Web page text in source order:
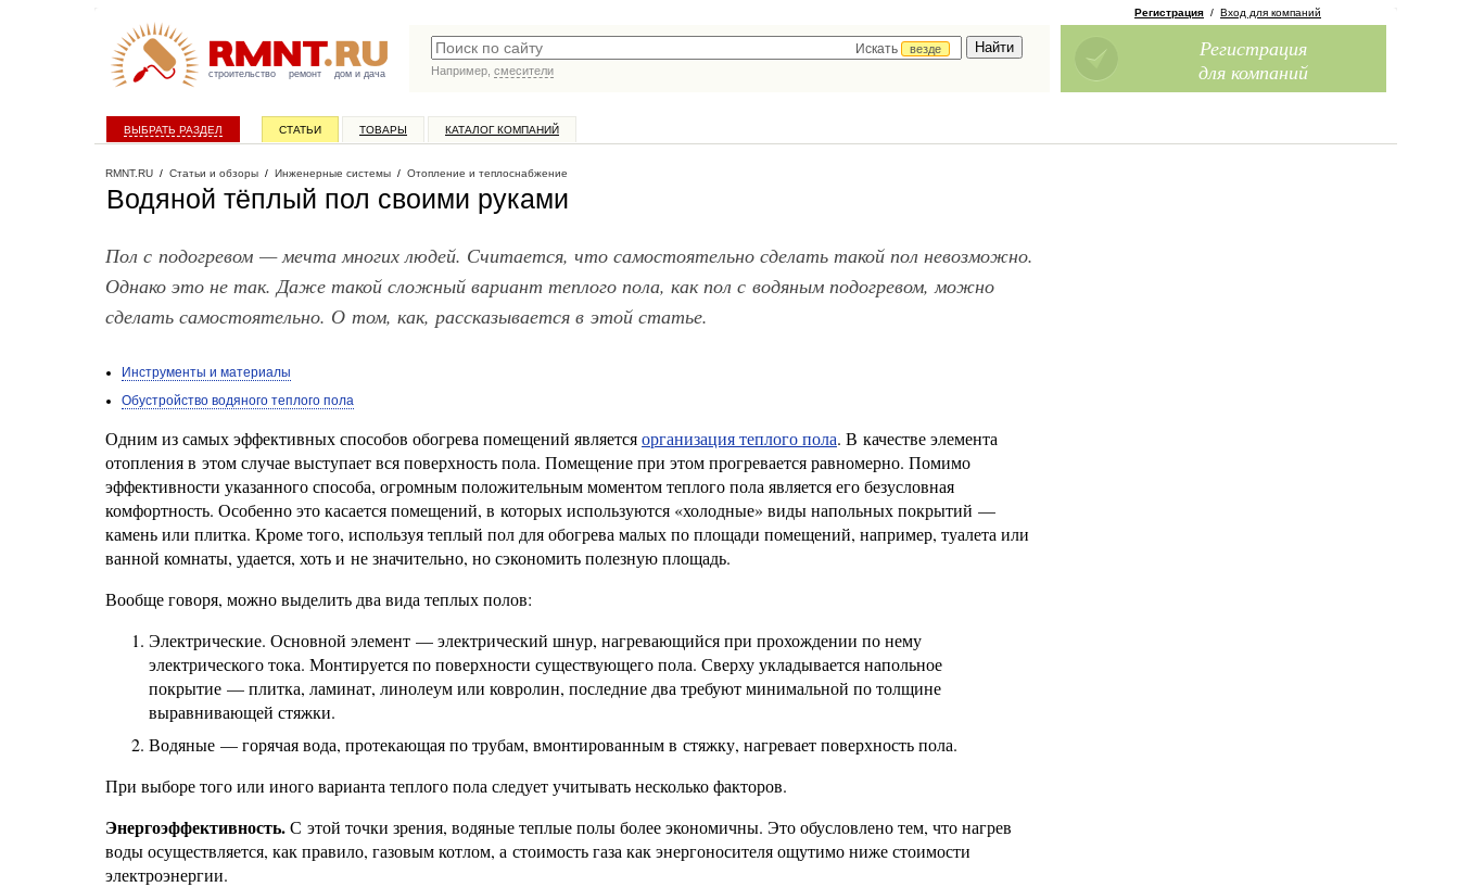
строительство ремонт дом и дача
Искать
везде
Например, смесители
Регистрация / Вход для компаний
Регистрация
для компаний
ВЫБРАТЬ РАЗДЕЛ СТАТЬИ ТОВАРЫ КАТАЛОГ КОМПАНИЙ
RMNT.RU / Статьи и обзоры / Инженерные системы / Отопление и теплоснабжение
Водяной тёплый пол своими руками
Пол с подогревом — мечта многих людей. Считается, что самостоятельно сделать такой пол невозможно.
Однако это не так. Даже такой сложный вариант теплого пола, как пол с водяным подогревом, можно
сделать самостоятельно. О том, как, рассказывается в этой статье.
Инструменты и материалы
Обустройство водяного теплого пола
Одним из самых эффективных способов обогрева помещений являетсяорганизация теплого пола. В качестве элемента
отопления в этом случае выступает вся поверхность пола. Помещение при этом прогревается равномерно. Помимо
эффективности указанного способа, огромным положительным моментом теплого пола является его безусловная
комфортность. Особенно это касается помещений, в которых используются «холодные» виды напольных покрытий —
камень или плитка. Кроме того, используя теплый пол для обогрева малых по площади помещений, например, туалета или
ванной комнаты, удается, хоть и не значительно, но сэкономить полезную площадь.
Вообще говоря, можно выделить два вида теплых полов:
Электрические. Основной элемент — электрический шнур, нагревающийся при прохождении по нему
электрического тока. Монтируется по поверхности существующего пола. Сверху укладывается напольное
покрытие — плитка, ламинат, линолеум или ковролин, последние два требуют минимальной по толщине
выравнивающей стяжки.
Водяные — горячая вода, протекающая по трубам, вмонтированным в стяжку, нагревает поверхность пола.
При выборе того или иного варианта теплого пола следует учитывать несколько факторов.
Энергоэффективность.С этой точки зрения, водяные теплые полы более экономичны. Это обусловлено тем, что нагрев
воды осуществляется, как правило, газовым котлом, а стоимость газа как энергоносителя ощутимо ниже стоимости
электроэнергии.